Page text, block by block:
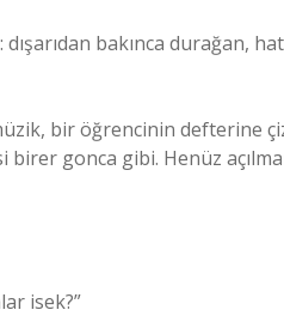
bakınca durağan,
bir öğrencinin defterine
gonca gibi. Henüz
isek?”